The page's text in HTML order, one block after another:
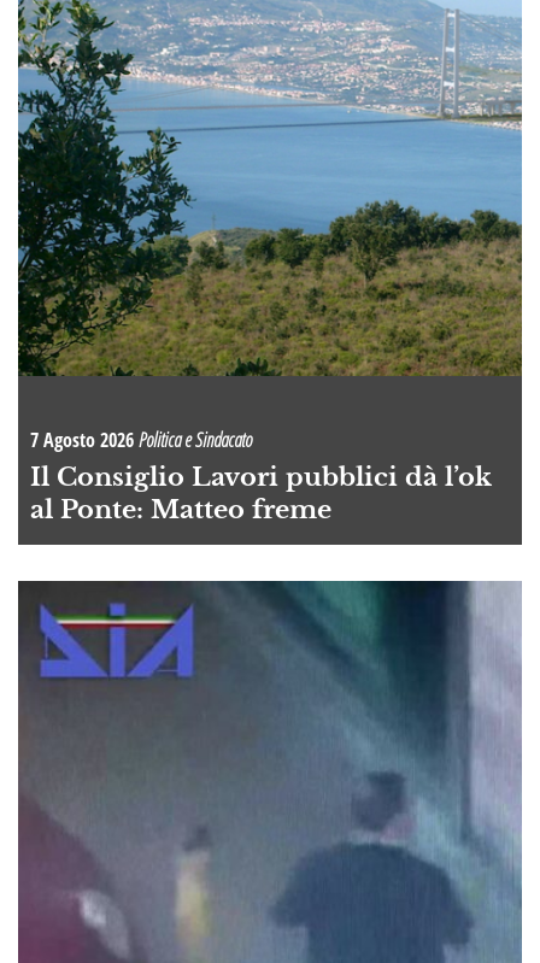
7 Agosto 2026Politica e Sindacato
Il Consiglio Lavori pubblici dà l’ok
al Ponte: Matteo freme